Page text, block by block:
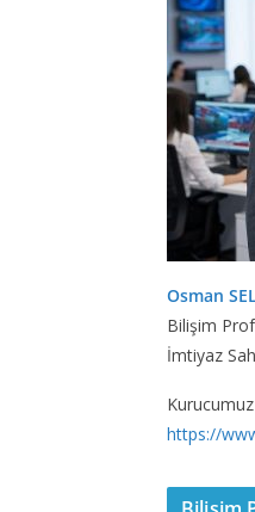
Osman
Bilişim
İmtiyaz
https://